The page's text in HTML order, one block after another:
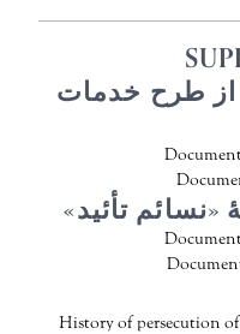
از طرح خدمات
«نسائم تأئید»
History of persecution